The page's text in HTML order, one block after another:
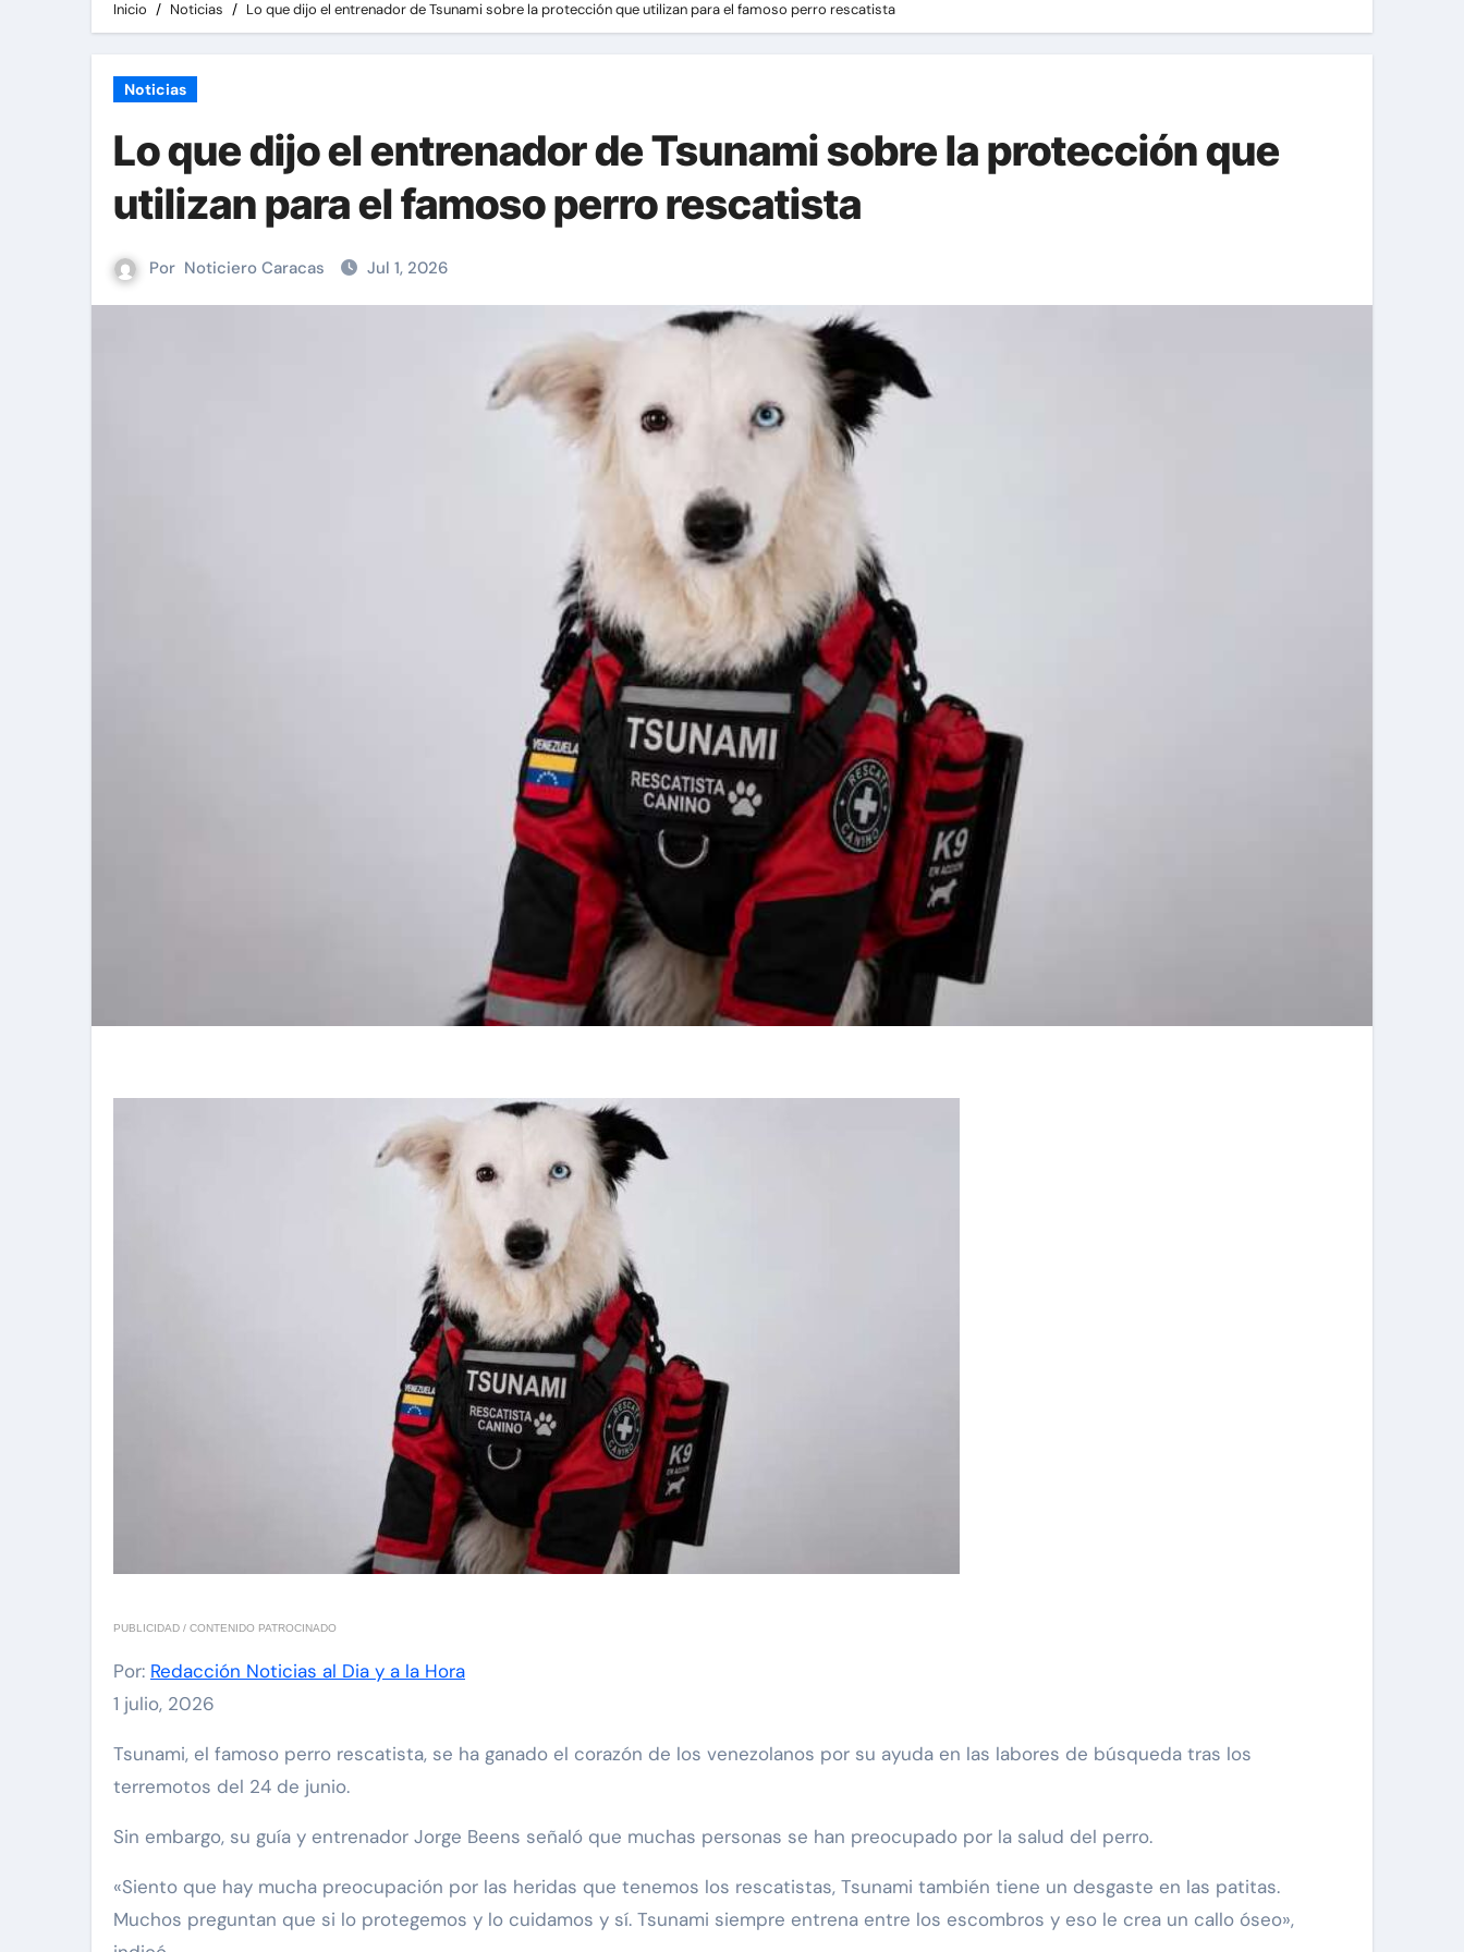
Inicio Noticias Lo que dijo el entrenador de Tsunami sobre la protección que utilizan para el famoso perro rescatista
Noticias
Lo que dijo el entrenador de Tsunami sobre la protección que
utilizan para el famoso perro rescatista
Por Noticiero Caracas Jul 1, 2026
PUBLICIDAD / CONTENIDO PATROCINADO
Por: Redacción Noticias al Dia y a la Hora
1 julio, 2026
Tsunami, el famoso perro rescatista, se ha ganado el corazón de los venezolanos por su ayuda en las labores de búsqueda tras los
terremotos del 24 de junio.
Sin embargo, su guía y entrenador Jorge Beens señaló que muchas personas se han preocupado por la salud del perro.
«Siento que hay mucha preocupación por las heridas que tenemos los rescatistas, Tsunami también tiene un desgaste en las patitas.
Muchos preguntan que si lo protegemos y lo cuidamos y sí. Tsunami siempre entrena entre los escombros y eso le crea un callo óseo»,